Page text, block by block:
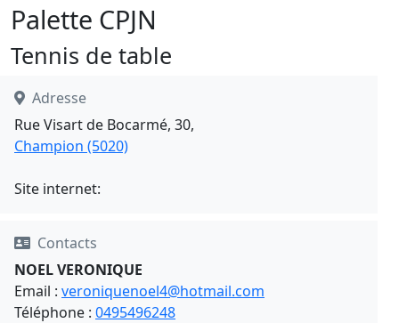
Palette CPJN
Tennis de table
Adresse
Rue Visart de Bocarmé, 30,
Champion (5020)
Site internet:
Contacts
NOEL VERONIQUE
Email : veroniquenoel4@hotmail.com
Téléphone : 0495496248